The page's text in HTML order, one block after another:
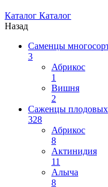
Каталог Каталог
Назад
Саменцы
3
Абрикос
1
Вишня
2
Саженцы плодовых
328
Абрикос
8
Актинидия
11
Алыча
8